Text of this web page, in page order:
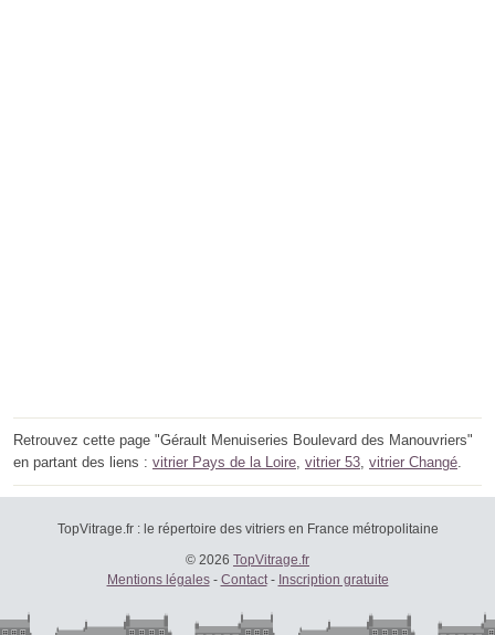
Retrouvez cette page "Gérault Menuiseries Boulevard des Manouvriers"
en partant des liens : vitrier Pays de la Loire, vitrier 53, vitrier Changé.
TopVitrage.fr : le répertoire des vitriers en France métropolitaine
© 2026 TopVitrage.fr
Mentions légales- Contact- Inscription gratuite